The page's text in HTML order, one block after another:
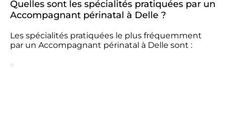
Quelles sont les spécialités pratiquées par un
Accompagnant périnatal à Delle ?
Les spécialités pratiquées le plus fréquemment
par un Accompagnant périnatal à Delle sont :